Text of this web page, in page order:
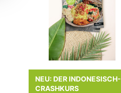
NEU: DER INDONESISCH-
CRASHKURS